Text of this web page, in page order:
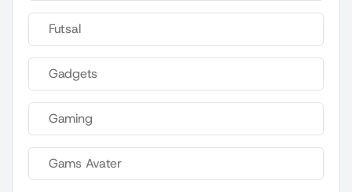
Futsal
Gadgets
Gaming
Gams Avater